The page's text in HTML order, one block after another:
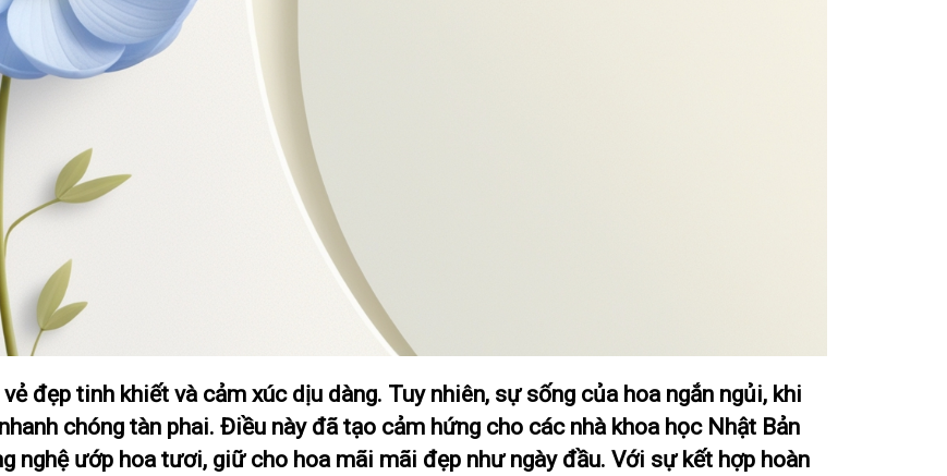
đẹp tinh khiết và cảm xúc dịu dàng. Tuy nhiên, sự sống của hoa ngắn ngủi, khi
chóng tàn phai. Điều này đã tạo cảm hứng cho các nhà khoa học Nhật Bản
nghệ ướp hoa tươi, giữ cho hoa mãi mãi đẹp như ngày đầu. Với sự kết hợp hoàn